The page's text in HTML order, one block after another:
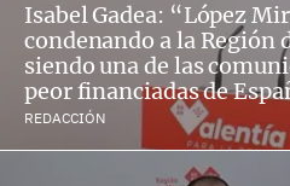
Isabel Gadea: “López
condenando a la Región
siendo una de las
peor financiadas de
REDACCIÓN